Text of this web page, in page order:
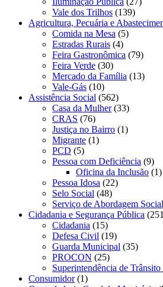
Vale dos Trilhos (139)
Agricultura, Pecuária e
Comida na Mesa (5)
Estradas Rurais (4)
Feira Gastronômica (79)
Feira Verde (30)
Mercado da Família (13)
Vale-Gás (10)
Assistência Social (562)
Casa da Mulher(33)
CRAS (76)
Justiça no Bairro (1)
Migrante (1)
PCD (5)
Pessoa com Deficiência (9)
Oficina da Inclusão (1)
Pessoa Idosa (22)
Selo Social (48)
Serviço de Abordagem Social
Cidadania e Segurança Pública
Cidadania (15)
Defesa Civil (19)
Guarda Municipal (35)
PROCON (25)
Superintendência de
Consumidor(1)